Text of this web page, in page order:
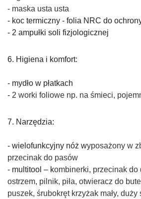
- maska usta usta
- koc termiczny - folia NRC do
- 2 ampułki soli fizjologicznej
6. Higiena i komfort:
- mydło w płatkach
- 2 worki foliowe np. na śmieci,
7. Narzędzia:
- wielofunkcyjny nóż wyposażony w
przecinak do pasów
- multitool – kombinerki, przecinak do
ostrzem, pilnik, piła, otwieracz do
puszek, śrubokręt krzyżak mały, duży